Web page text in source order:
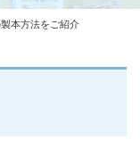
本方法をご紹介